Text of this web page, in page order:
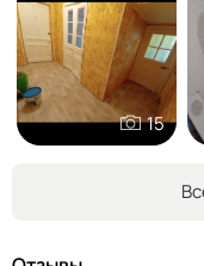
15